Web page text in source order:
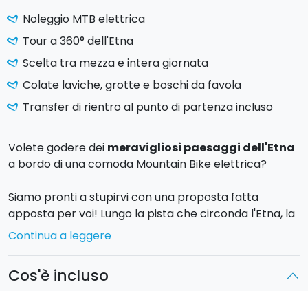
Noleggio MTB elettrica
Tour a 360° dell'Etna
Scelta tra mezza e intera giornata
Colate laviche, grotte e boschi da favola
Transfer di rientro al punto di partenza incluso
Volete godere dei meravigliosi paesaggi dell'Etna
a bordo di una comoda Mountain Bike elettrica?
Siamo pronti a stupirvi con una proposta fatta
apposta per voi! Lungo la pista che circonda l'Etna, la
Pista Altomontana
addice al tempo a vostra disposizione: mezza o intera
Continua a leggere
Cos'è incluso